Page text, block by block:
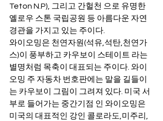
Teton N.P), 그리고 간헐천 으로 유명한
옐로우 스톤 국립공원 등 아름다운 자연
경관을 가지고 있는 주이다.
와이오밍은 천연자원(석유,석탄,천연가
스)이 풍부하고 카우보이 스테이트 라는
별명처럼 목축이 대표되는 주이다. 와이
오밍 주 자동차 번호판에는 말을 길들이
는 카우보이 그림이 그려져 있다. 미국 서
부로 들어가는 중간기점 인 와이오밍은
미국의 대표적인 강인 콜로라도,미주리,